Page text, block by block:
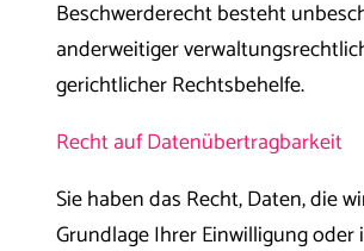
Beschwerderecht besteht
anderweitiger
gerichtlicher Rechtsbehelfe.
Recht auf Datenübertragbarkeit
Sie haben das Recht, Daten, die
Grundlage Ihrer Einwilligung oder